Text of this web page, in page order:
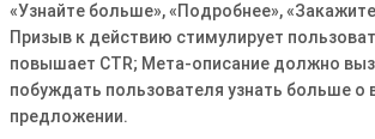
«Узнайте больше», «Подробнее», «Закажите
Призыв к действию стимулирует
повышает CTR; Мета-описание должно
побуждать пользователя узнать больше о
предложении․